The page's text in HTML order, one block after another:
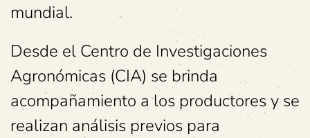
mundial.
Desde el Centro de Investigaciones
Agronómicas (CIA) se brinda
acompañamiento a los productores y se
realizan análisis previos para